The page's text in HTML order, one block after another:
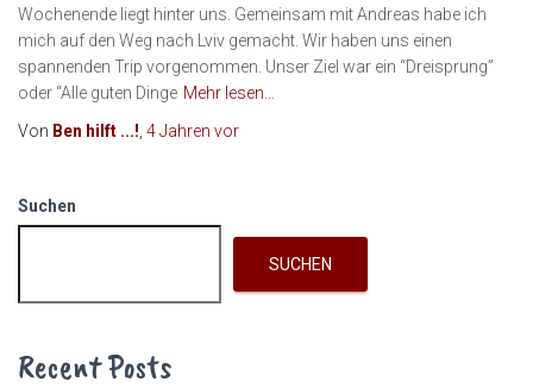
Wochenende liegt hinter uns. Gemeinsam mit Andreas habe ich
mich auf den Weg nach Lviv gemacht. Wir haben uns einen
spannenden Trip vorgenommen. Unser Ziel war ein “Dreisprung”
oder “Alle guten Dinge Mehr lesen…
Von Ben hilft ...! 4 Jahren vor
Suchen
SUCHEN
Recent Posts